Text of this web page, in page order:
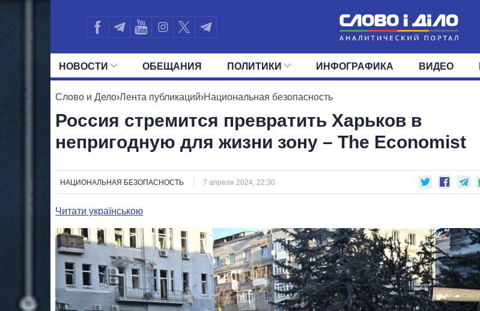
НОВОСТИ
ЛЕНТА СОБЫТИЯ
ПОЛИТИКА ЭКОНОМИКА
ОБЕЩАНИЯ ПОЛИТИКИ
ВСЕ ПОЛИТИКИ ПРЕЗИДЕНТ И ОФИС ВЕРХОВНАЯ РАДА
ДЕПУТАТЫ КОМИТЕТЫ ФРАКЦИИ
ИНФОГРАФИКА ВИДЕО
Слово и Дело›Лента публикаций›Национальная безопасность
Россия стремится превратить Харьков в
непригодную для жизни зону – The Economist
НАЦИОНАЛЬНАЯ БЕЗОПАСНОСТЬ 7 апреля 2024, 22:30
Читати українською